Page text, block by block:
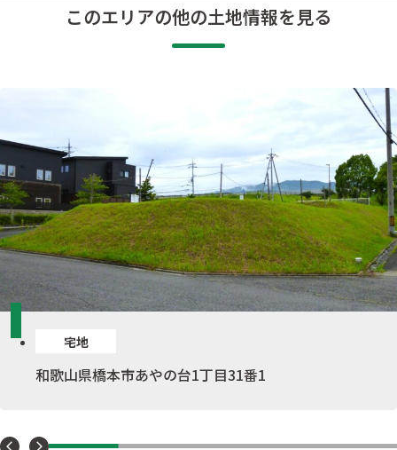
このエリアの他の土地情報を見る
宅地
和歌山県橋本市あやの台1丁目31番1